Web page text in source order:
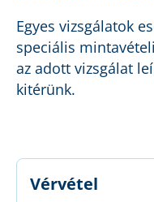
Egyes vizsgálatok
speciális
az adott vizsgálat
kitérünk.
Vérvétel